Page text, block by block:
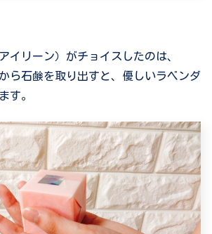
イリーン）がチョイスしたのは、
ら石鹸を取り出すと、優しいラベンダ
す。